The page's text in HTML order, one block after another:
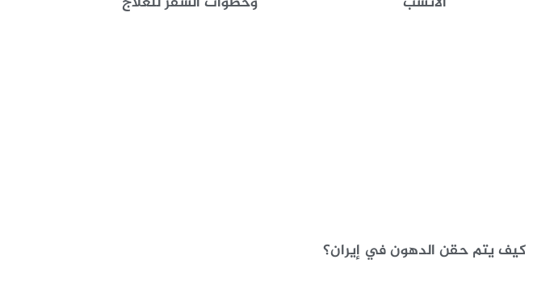
كيف يتم حقن الدهون في إيران؟